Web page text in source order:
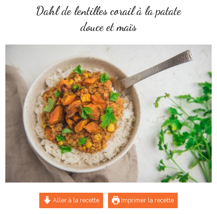
Dahl de lentilles corail à la patate
douce et maïs
Aller à la recette Imprimer la recette